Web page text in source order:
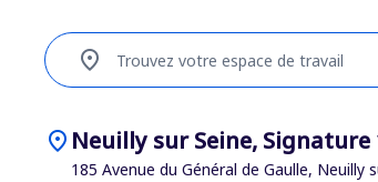
Trouvez votre espace de travail
location_on
location_on Neuilly sur Seine, Signature
185 Avenue du Général de Gaulle, Neuilly